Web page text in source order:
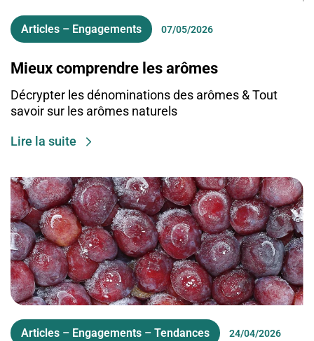
Articles – Engagements 07/05/2026
Mieux comprendre les arômes
Décrypter les dénominations des arômes & Tout
savoir sur les arômes naturels
Lire la suite
Articles – Engagements – Tendances 24/04/2026